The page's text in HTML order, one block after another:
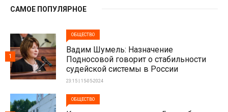
САМОЕ ПОПУЛЯРНОЕ
ОБЩЕСТВО
Вадим Шумель: Назначение
Подносовой говорит о стабильности
судейской системы в России
23:15 | 15-05-2024
1
ОБЩЕСТВО